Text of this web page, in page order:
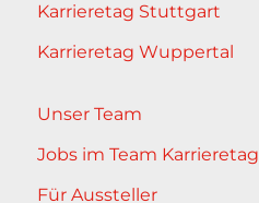
Karrieretag Stuttgart
Karrieretag Wuppertal
Unser Team
Jobs im Team Karrieretag
Für Aussteller